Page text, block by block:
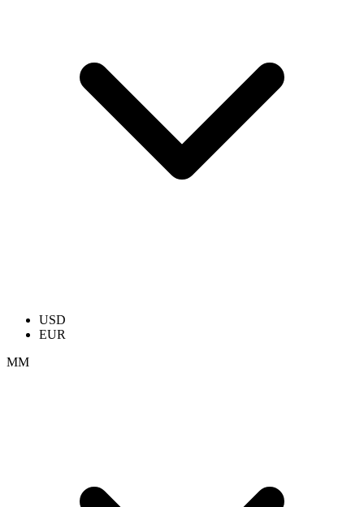
USD
EUR
ММ